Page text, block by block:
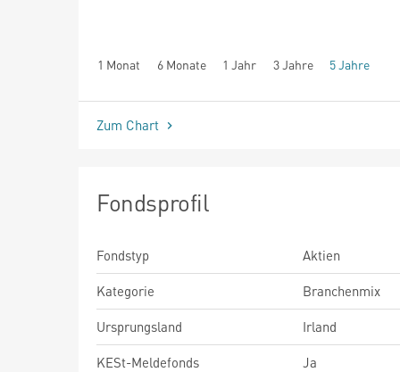
1 Monat 6 Monate 1 Jahr 3 Jahre 5 Jahre
seit Beginn
Zum Chart
Fondsprofil
Fondstyp
Aktien
Kategorie
Branchenmix
Ursprungsland
Irland
KESt-Meldefonds
Ja